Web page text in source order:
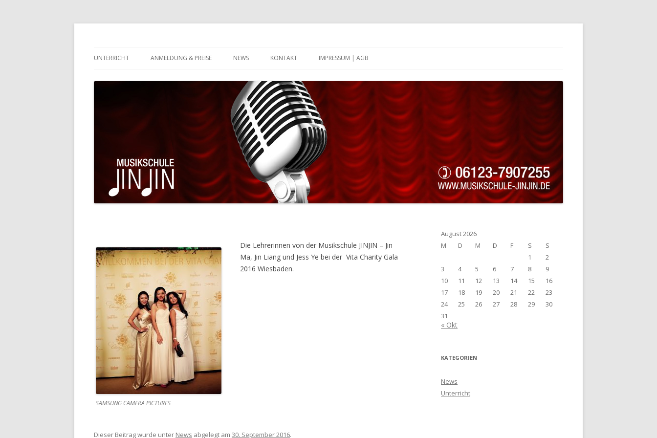
UNTERRICHT ANMELDUNG & PREISE NEWS KONTAKT IMPRESSUM | AGB
SAMSUNG CAMERA PICTURES
Die Lehrerinnen von der Musikschule JINJIN – Jin
Ma, Jin Liang und Jess Ye bei der Vita Charity Gala
2016 Wiesbaden.
Dieser Beitrag wurde unter News abgelegt am 30. September 2016.
August 2026
M
D M D F S
S
1
2
3
4 5 6 7 8
9
10
11 12 13 14 15
16
17
18 19 20 21 22
23
24
25 26 27 28 29
30
31
« Okt
KATEGORIEN
News
Unterricht